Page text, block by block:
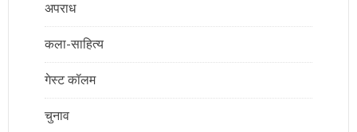
अपराध
कला-साहित्य
गेस्ट कॉलम
चुनाव